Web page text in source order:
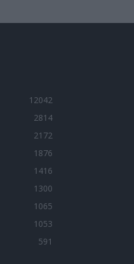
12042
2814
2172
1876
1416
1300
1065
1053
591